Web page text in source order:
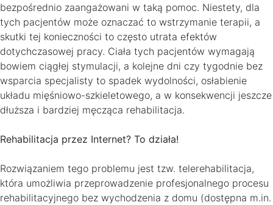
bezpośrednio zaangażowani w taką pomoc. Niestety, dla
tych pacjentów może oznaczać to wstrzymanie terapii, a
skutki tej konieczności to często utrata efektów
dotychczasowej pracy. Ciała tych pacjentów wymagają
bowiem ciągłej stymulacji, a kolejne dni czy tygodnie bez
wsparcia specjalisty to spadek wydolności, osłabienie
układu mięśniowo-szkieletowego, a w konsekwencji jeszcze
dłuższa i bardziej męcząca rehabilitacja.
Rehabilitacja przez Internet? To działa!
Rozwiązaniem tego problemu jest tzw. telerehabilitacja,
która umożliwia przeprowadzenie profesjonalnego procesu
rehabilitacyjnego bez wychodzenia z domu (dostępna m.in.